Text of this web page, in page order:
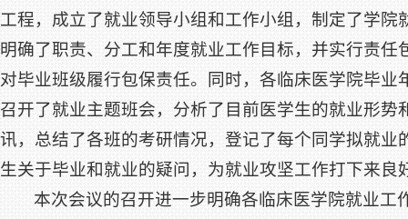
工程，成立了就业领导小组和工作小组，制定了学院
明确了职责、分工和年度就业工作目标，并实行责任
对毕业班级履行包保责任。同时，各临床医学院毕业
召开了就业主题班会，分析了目前医学生的就业形势
讯，总结了各班的考研情况，登记了每个同学拟就业
生关于毕业和就业的疑问，为就业攻坚工作打下来良
本次会议的召开进一步明确各临床医学院就业工